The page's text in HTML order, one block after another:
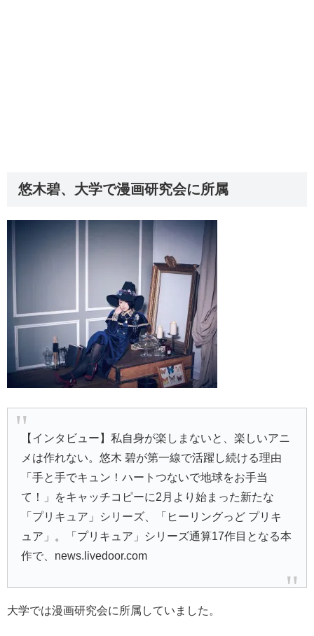
悠木碧、大学で漫画研究会に所属
【インタビュー】私自身が楽しまないと、楽しいアニ
メは作れない。悠木 碧が第一線で活躍し続ける理由
「手と手でキュン！ハートつないで地球をお手当
て！」をキャッチコピーに2月より始まった新たな
「プリキュア」シリーズ、「ヒーリングっど プリキ
ュア」。「プリキュア」シリーズ通算17作目となる本
作で、news.livedoor.com
大学では漫画研究会に所属していました。